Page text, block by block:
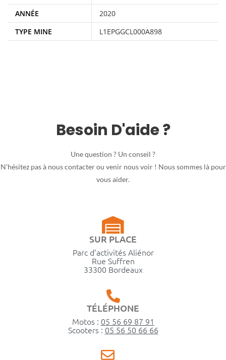
ANNÉE
2020
TYPE MINE
L1EPGGCL000A898
Besoin D'aide ?
Une question ? Un conseil ?
N’hésitez pas à nous contacter ou venir nous voir ! Nous sommes là pour
vous aider.
SUR PLACE
Parc d’activités Aliénor
Rue Suffren
33300 Bordeaux
TÉLÉPHONE
Motos : 05 56 69 87 91
Scooters : 05 56 50 66 66